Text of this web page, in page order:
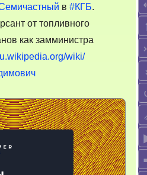
в #КГБ.
от топливного
как замминистра
wiki/